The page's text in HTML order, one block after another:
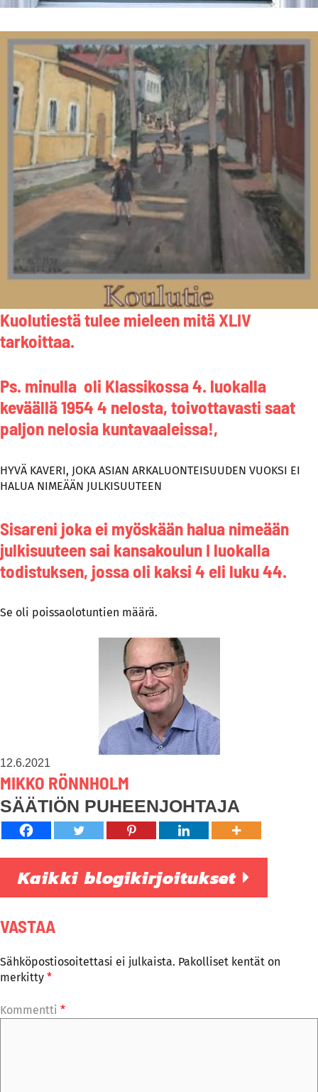
Kuolutiestä tulee mieleen mitä XLIV
tarkoittaa.
Ps. minulla oli Klassikossa 4. luokalla
keväällä 1954 4 nelosta, toivottavasti saat
paljon nelosia kuntavaaleissa!,
HYVÄ KAVERI, JOKA ASIAN ARKALUONTEISUUDEN VUOKSI EI
HALUA NIMEÄÄN JULKISUUTEEN
Sisareni joka ei myöskään halua nimeään
julkisuuteen sai kansakoulun I luokalla
todistuksen, jossa oli kaksi 4 eli luku 44.
Se oli poissaolotuntien määrä.
12.6.2021
MIKKO RÖNNHOLM
SÄÄTIÖN PUHEENJOHTAJA
Kaikki blogikirjoitukset
VASTAA
Sähköpostiosoitettasi ei julkaista. Pakolliset kentät on
merkitty *
Kommentti *